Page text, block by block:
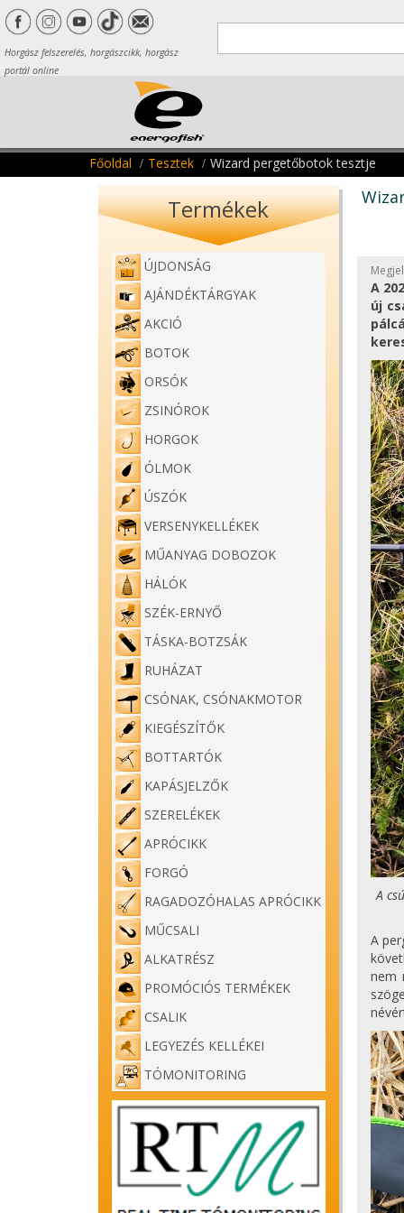
Horgász felszerelés, horgászcikk, horgász
portál online
Főoldal Tesztek Wizard pergetőbotok tesztje
Termékek
ÚJDONSÁG
AJÁNDÉKTÁRGYAK
AKCIÓ
BOTOK
ORSÓK
ZSINÓROK
HORGOK
ÓLMOK
ÚSZÓK
VERSENYKELLÉKEK
MŰANYAG DOBOZOK
HÁLÓK
SZÉK-ERNYŐ
TÁSKA-BOTZSÁK
RUHÁZAT
CSÓNAK, CSÓNAKMOTOR
KIEGÉSZÍTŐK
BOTTARTÓK
KAPÁSJELZŐK
SZERELÉKEK
APRÓCIKK
FORGÓ
RAGADOZÓHALAS APRÓCIKK
MŰCSALI
ALKATRÉSZ
PROMÓCIÓS TERMÉKEK
CSALIK
LEGYEZÉS KELLÉKEI
TÓMONITORING
A
új
A
A
nem